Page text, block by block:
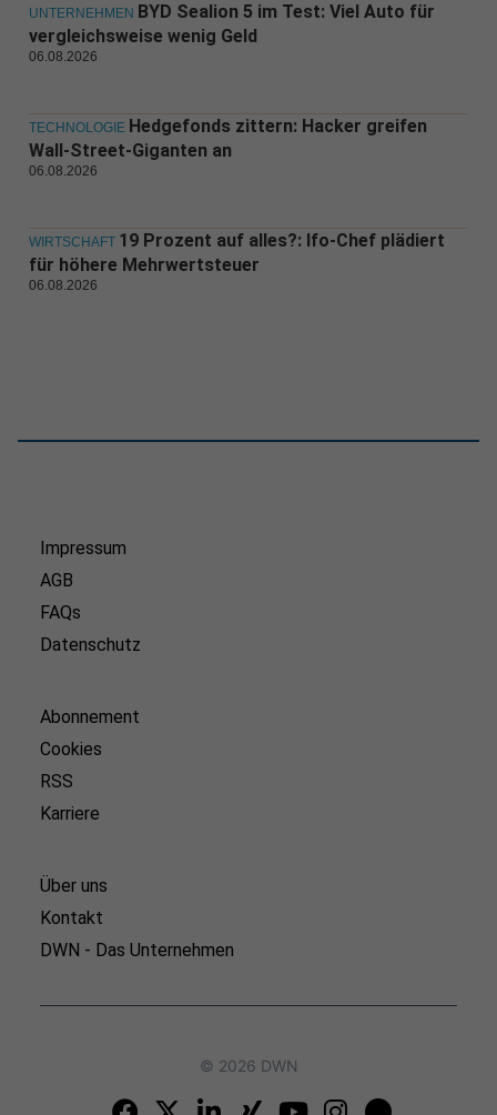
UNTERNEHMEN BYD Sealion 5 im Test: Viel Auto für
vergleichsweise wenig Geld
06.08.2026
TECHNOLOGIE Hedgefonds zittern: Hacker greifen
Wall-Street-Giganten an
06.08.2026
WIRTSCHAFT 19 Prozent auf alles?: Ifo-Chef plädiert
für höhere Mehrwertsteuer
06.08.2026
Impressum
AGB
FAQs
Datenschutz
Abonnement
Cookies
RSS
Karriere
Über uns
Kontakt
DWN - Das Unternehmen
© 2026 DWN